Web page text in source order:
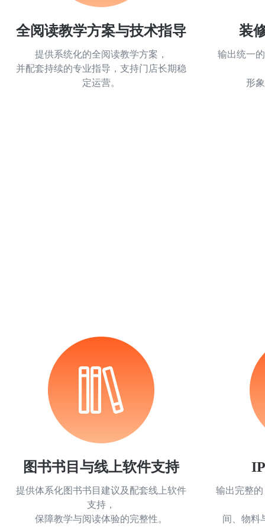
全阅读教学方案与技术指导
提供系统化的全阅读教学方案，
并配套持续的专业指导，支持门店长期稳
定运营。
装
输出统一
形
图书书目与线上软件支持
提供体系化图书书目建议及配套线上软件
支持，
保障教学与阅读体验的完整性。
输出完整
间、物料